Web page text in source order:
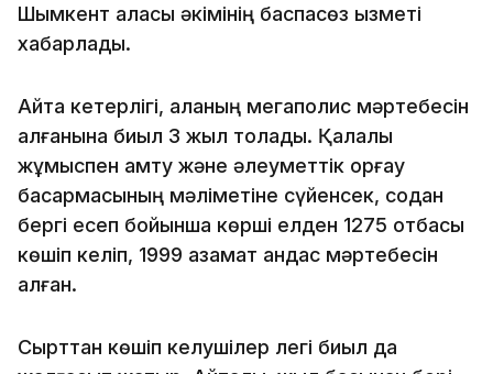
Шымкент қаласы әкімінің баспасөз қызметі
хабарлады.
Айта кетерлігі, қаланың мегаполис мәртебесін
алғанына биыл 3 жыл толады. Қалалық
жұмыспен қамту және әлеуметтік қорғау
басқармасының мәліметіне сүйенсек, содан
бергі есеп бойынша көрші елден 1275 отбасы
көшіп келіп, 1999 азамат қандас мәртебесін
алған.
Сырттан көшіп келушілер легі биыл да